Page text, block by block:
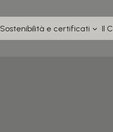
Sostenibilità e certificati Il